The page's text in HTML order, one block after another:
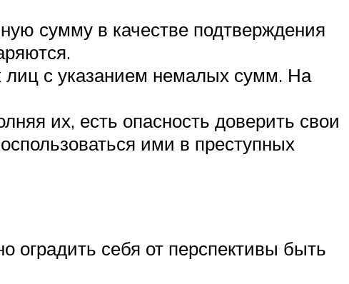
сумму в качестве подтверждения
лиц с указанием немалых сумм. На
их, есть опасность доверить свои
ими в преступных
оградить себя от перспективы быть